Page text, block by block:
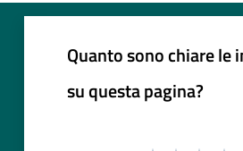
Quanto sono chiare le
su questa pagina?